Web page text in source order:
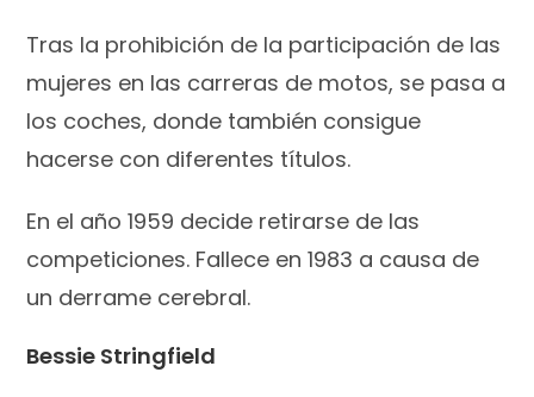
Tras la prohibición de la participación de las
mujeres en las carreras de motos, se pasa a
los coches, donde también consigue
hacerse con diferentes títulos.
En el año 1959 decide retirarse de las
competiciones. Fallece en 1983 a causa de
un derrame cerebral.
Bessie Stringfield